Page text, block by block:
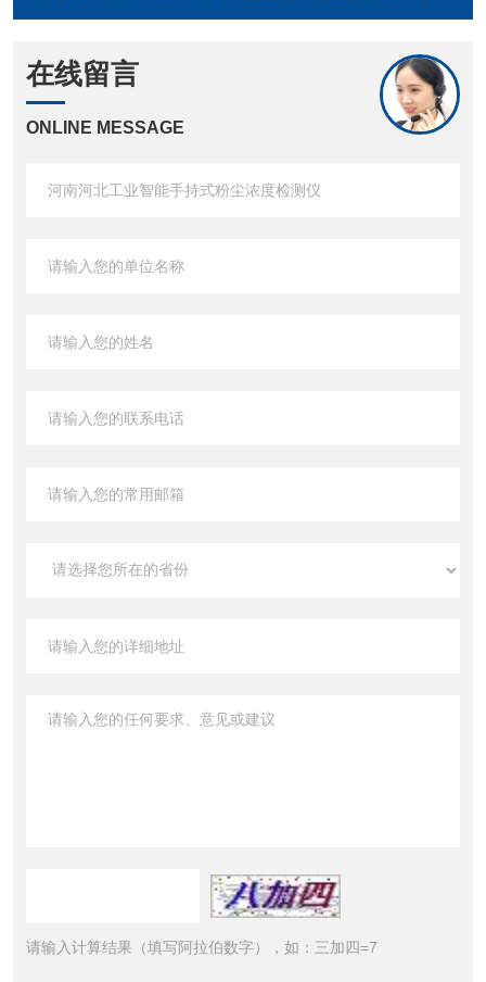
在线留言
ONLINE MESSAGE
请输入计算结果（填写阿拉伯数字），如：三加四=7